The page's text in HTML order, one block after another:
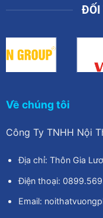
ĐỐI
Về chúng tôi
Công Ty TNHH Nội
Địa chỉ: Thôn Gia
Điện thoại:
Email: